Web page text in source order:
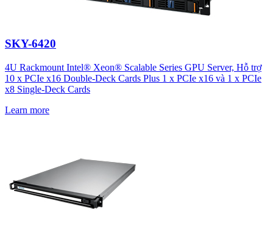
SKY-6420
4U Rackmount Intel® Xeon® Scalable Series GPU Server, Hỗ trợ
10 x PCIe x16 Double-Deck Cards Plus 1 x PCIe x16 và 1 x PCIe
x8 Single-Deck Cards
Learn more